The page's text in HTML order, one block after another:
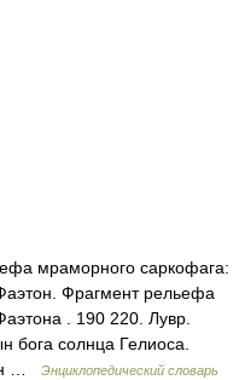
мраморного саркофага:
Фрагмент рельефа
. 190 220. Лувр.
бога солнца Гелиоса.
…
Энциклопедический словарь